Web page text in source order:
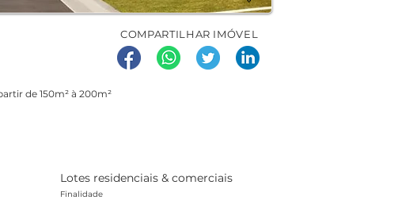
COMPARTILHAR IMÓVEL
de 150m² à 200m²
Lotes residenciais & comerciais
Finalidade